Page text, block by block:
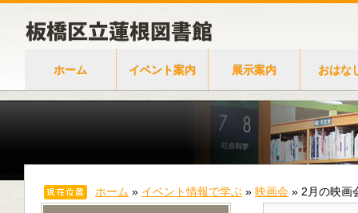
ホーム イベント案内 展示案内 おはな
ホーム » イベント情報で学ぶ » 映画会 » 2月の映画